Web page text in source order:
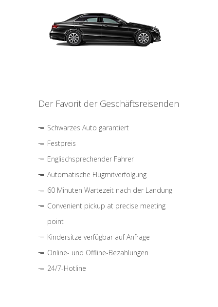
Der Favorit der Geschäftsreisenden
Schwarzes Auto garantiert
Festpreis
Englischsprechender Fahrer
Automatische Flugmitverfolgung
60 Minuten Wartezeit nach der Landung
Convenient pickup at precise meeting
point
Kindersitze verfügbar auf Anfrage
Online- und Offline-Bezahlungen
24/7-Hotline